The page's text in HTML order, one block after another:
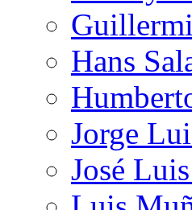
Hans
Jorge
José